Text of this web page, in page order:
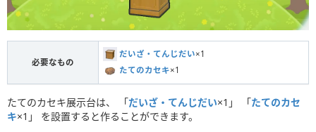
必要なもの
だいざ・てんじだい×1
たてのカセキ×1
たてのカセキ展示台は、 「だいざ・てんじだい×1」 「たてのカセ
キ×1」 を設置すると作ることができます。